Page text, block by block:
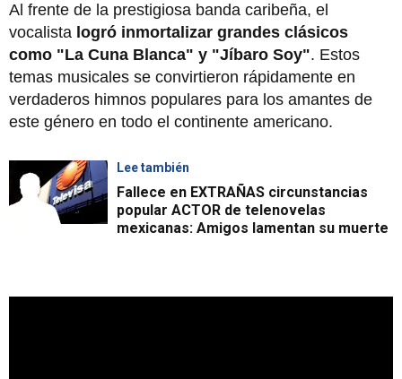
Al frente de la prestigiosa banda caribeña, el
vocalista logró inmortalizar grandes clásicos
como "La Cuna Blanca" y "Jíbaro Soy". Estos
temas musicales se convirtieron rápidamente en
verdaderos himnos populares para los amantes de
este género en todo el continente americano.
Lee también
Fallece en EXTRAÑAS circunstancias
popular ACTOR de telenovelas
mexicanas: Amigos lamentan su muerte